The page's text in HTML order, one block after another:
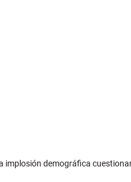
demográfica